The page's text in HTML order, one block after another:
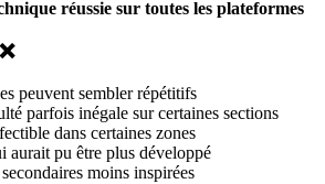
réussie sur toutes les plateformes
peuvent sembler répétitifs
parfois inégale sur certaines sections
dans certaines zones
aurait pu être plus développé
moins inspirées